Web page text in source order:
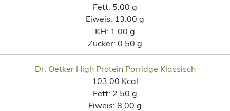
Fett: 5.00 g
Eiweis: 13.00 g
KH: 1.00 g
Zucker: 0.50 g
Dr. Oetker High Protein Porridge Klassisch
103.00 Kcal
Fett: 2.50 g
Eiweis: 8.00 g